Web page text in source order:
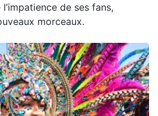
de ses fans,
morceaux.